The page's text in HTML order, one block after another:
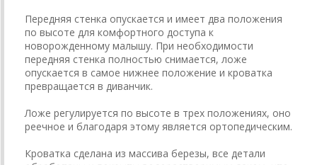
Передняя стенка опускается и имеет два положения
по высоте для комфортного доступа к
новорожденному малышу. При необходимости
передняя стенка полностью снимается, ложе
опускается в самое нижнее положение и кроватка
превращается в диванчик.
Ложе регулируется по высоте в трех положениях, оно
реечное и благодаря этому является ортопедическим.
Кроватка сделана из массива березы, все детали